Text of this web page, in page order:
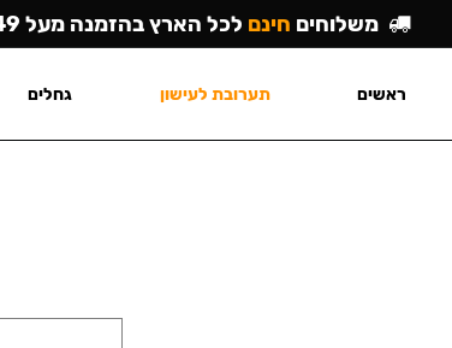
משלוחים חינם לכל הארץ בהזמנה מעל ₪449
ראשים תערובת לעישון גחלים